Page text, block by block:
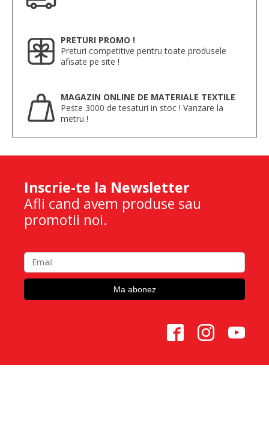
PRETURI PROMO !
Preturi competitive pentru toate produsele
afisate pe site !
MAGAZIN ONLINE DE MATERIALE TEXTILE
Peste 3000 de tesaturi in stoc ! Vanzare la
metru !
Inscrie-te la Newsletter
Afli cand avem produse sau
promotii noi.